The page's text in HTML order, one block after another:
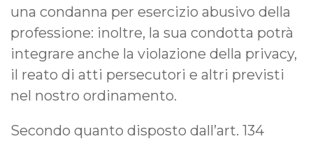
una condanna per esercizio abusivo della
professione: inoltre, la sua condotta potrà
integrare anche la violazione della privacy,
il reato di atti persecutori e altri previsti
nel nostro ordinamento.
Secondo quanto disposto dall’art. 134